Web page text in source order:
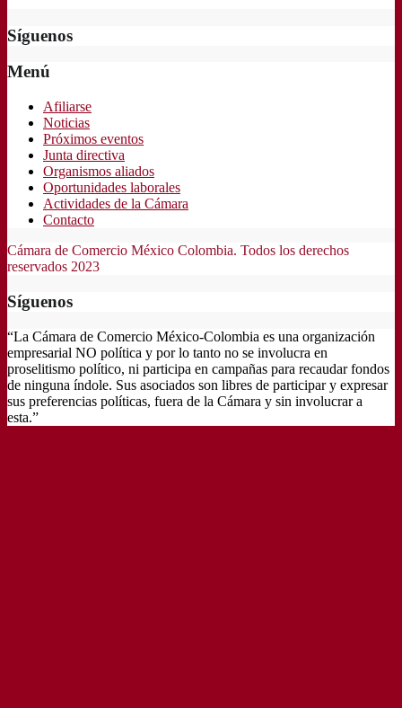
Síguenos
Menú
Afiliarse
Noticias
Próximos eventos
Junta directiva
Organismos aliados
Oportunidades laborales
Actividades de la Cámara
Contacto
Cámara de Comercio México Colombia. Todos los derechos
reservados 2023
Síguenos
“La Cámara de Comercio México-Colombia es una organización
empresarial NO política y por lo tanto no se involucra en
proselitismo político, ni participa en campañas para recaudar fondos
de ninguna índole. Sus asociados son libres de participar y expresar
sus preferencias políticas, fuera de la Cámara y sin involucrar a
esta.”